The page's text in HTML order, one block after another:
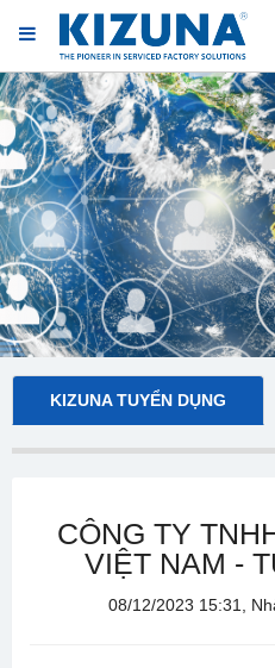
KIZUNA TUYỂN DỤNG
CÔNG TY
VIỆT NAM -
08/12/2023 15:31,